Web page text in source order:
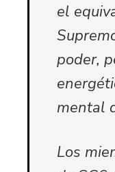
el
poder,
mental
Los